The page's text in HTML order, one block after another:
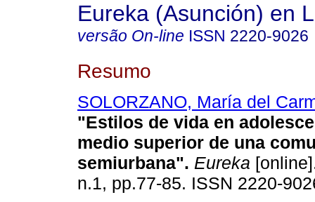
Eureka (Asunción) en
versão On-line ISSN 2220-9026
Resumo
SOLORZANO, María del
"Estilos de vida en
medio superior de una
semiurbana". Eureka
n.1, pp.77-85. ISSN 2220-